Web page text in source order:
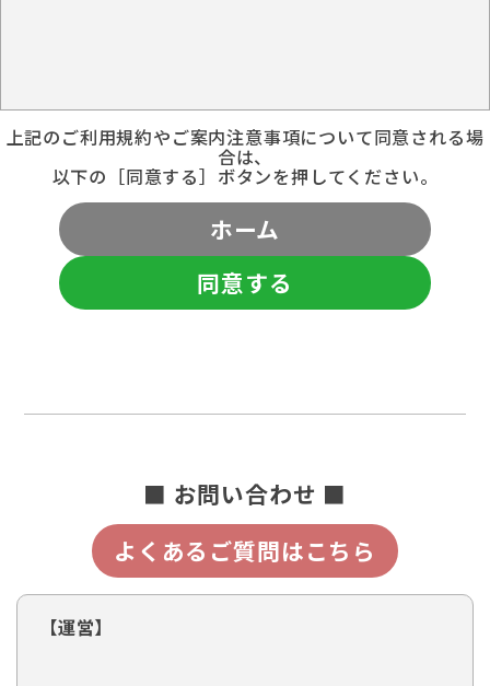
上記のご利用規約やご案内注意事項について同意される場
合は、
以下の［同意する］ボタンを押してください。
ホーム
同意する
■ お問い合わせ ■
よくあるご質問はこちら
【運営】